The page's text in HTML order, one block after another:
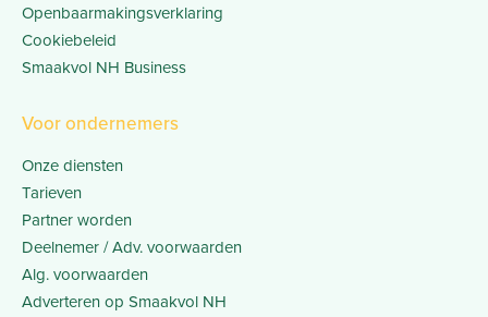
Openbaarmakingsverklaring
Cookiebeleid
Smaakvol NH Business
Voor ondernemers
Onze diensten
Tarieven
Partner worden
Deelnemer / Adv. voorwaarden
Alg. voorwaarden
Adverteren op Smaakvol NH